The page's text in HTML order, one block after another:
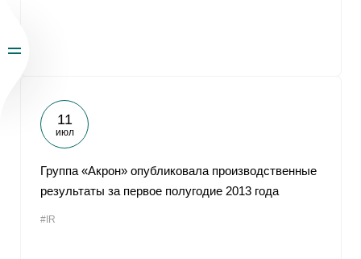
11
июл
Группа «Акрон» опубликовала производственные
результаты за первое полугодие 2013 года
#IR